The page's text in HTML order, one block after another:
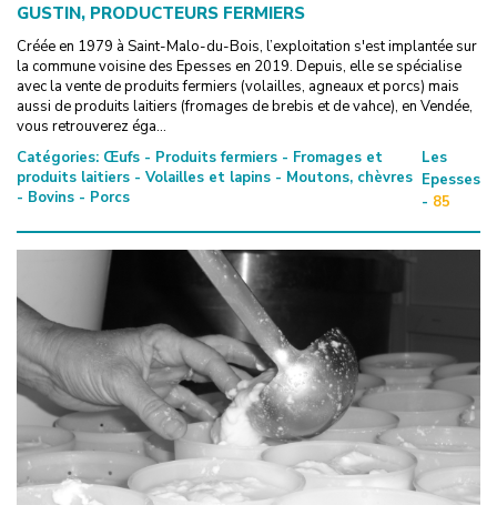
GUSTIN, PRODUCTEURS FERMIERS
Créée en 1979 à Saint-Malo-du-Bois, l’exploitation s'est implantée sur
la commune voisine des Epesses en 2019. Depuis, elle se spécialise
avec la vente de produits fermiers (volailles, agneaux et porcs) mais
aussi de produits laitiers (fromages de brebis et de vahce), en Vendée,
vous retrouverez éga...
Catégories: Œufs - Produits fermiers - Fromages et
produits laitiers - Volailles et lapins - Moutons, chèvres
- Bovins - Porcs
Les
Epesses
- 85